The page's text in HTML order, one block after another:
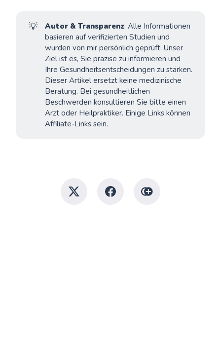
💡 Autor & Transparenz: Alle Informationen
basieren auf verifizierten Studien und
wurden von mir persönlich geprüft. Unser
Ziel ist es, Sie präzise zu informieren und
Ihre Gesundheitsentscheidungen zu stärken.
Dieser Artikel ersetzt keine medizinische
Beratung. Bei gesundheitlichen
Beschwerden konsultieren Sie bitte einen
Arzt oder Heilpraktiker. Einige Links können
Affiliate-Links sein.